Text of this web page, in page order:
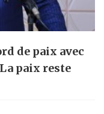
de paix avec
paix reste